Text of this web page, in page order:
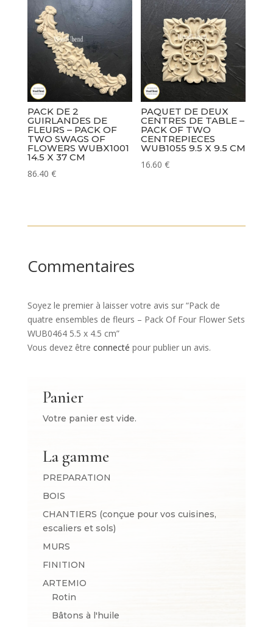
PACK DE 2
GUIRLANDES DE
FLEURS – PACK OF
TWO SWAGS OF
FLOWERS WUBX1001
14.5 X 37 CM
86.40 €
PAQUET DE DEUX
CENTRES DE TABLE –
PACK OF TWO
CENTREPIECES
WUB1055 9.5 X 9.5 CM
16.60€
Commentaires
Soyez le premier à laisser votre avis sur “Pack de
quatre ensembles de fleurs – Pack Of Four Flower Sets
WUB0464 5.5 x 4.5 cm”
Vous devez être connecté pour publier un avis.
Panier
Votre panier est vide.
La gamme
PREPARATION
BOIS
CHANTIERS (conçue pour vos cuisines,
escaliers et sols)
MURS
FINITION
ARTEMIO
Rotin
Bâtons à l'huile